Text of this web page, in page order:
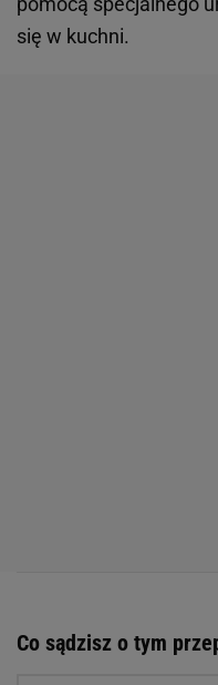
się w kuchni.
Co sądzisz o tym